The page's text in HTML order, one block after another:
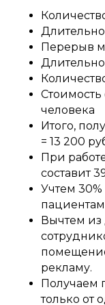
Перерыв
Стоимость
человека
Итого,
= 13 200
При
составит
Учтем
Вычтем из
рекламу.
Получаем
только от